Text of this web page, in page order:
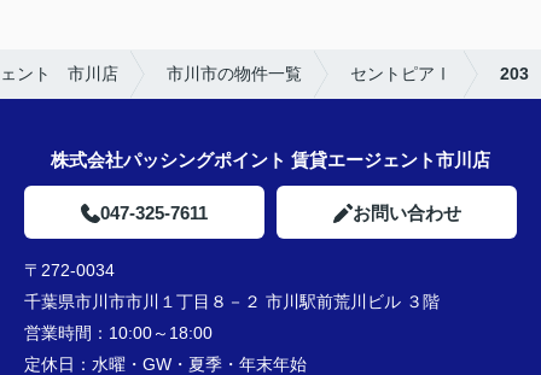
ェント 市川店 市川市の物件一覧 セントピアⅠ 203
株式会社パッシングポイント 賃貸エージェント市川店
047-325-7611 お問い合わせ
〒272-0034
千葉県市川市市川１丁目８－２ 市川駅前荒川ビル ３階
営業時間： 10:00～18:00
定休日： 水曜・GW・夏季・年末年始